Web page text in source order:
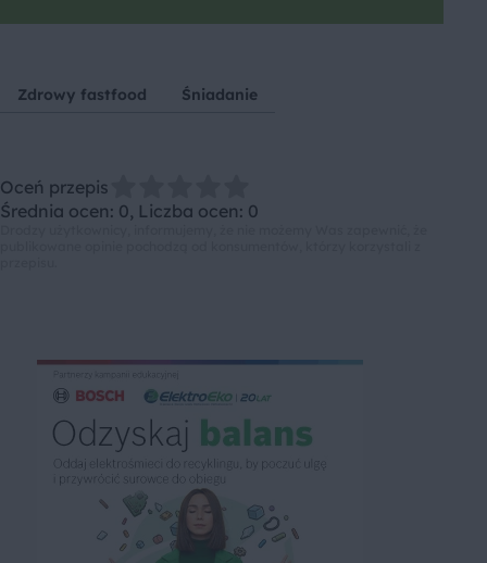
Zdrowy fastfood Śniadanie
Oceń przepis
Średnia ocen: 0, Liczba ocen: 0